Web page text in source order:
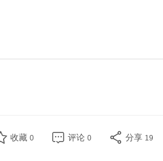
收藏 0 评论 0 分享 19